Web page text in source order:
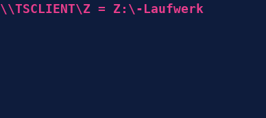
\\TSCLIENT\Z = Z:\-Laufwerk